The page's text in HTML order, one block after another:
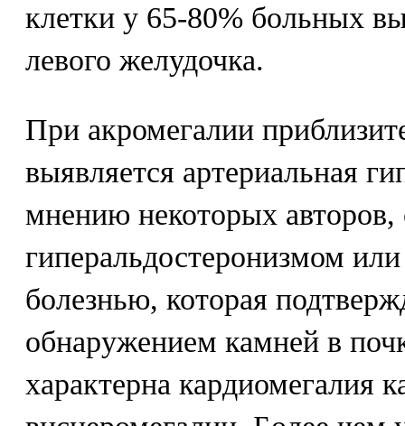
клетки у 65-80% больных
левого желудочка.
При акромегалии
выявляется артериальная
мнению некоторых
гиперальдостеронизмом
болезнью, которая
обнаружением камней в
характерна кардиомегалия